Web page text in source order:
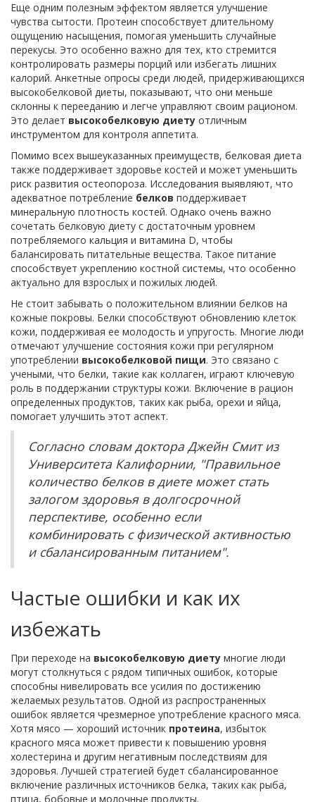
Еще одним полезным эффектом является улучшение
чувства сытости. Протеин способствует длительному
ощущению насыщения, помогая уменьшить случайные
перекусы. Это особенно важно для тех, кто стремится
контролировать размеры порций или избегать лишних
калорий. Анкетные опросы среди людей, придерживающихся
высокобелковой диеты, показывают, что они меньше
склонны к перееданию и легче управляют своим рационом.
Это делает высокобелковую диету отличным
инструментом для контроля аппетита.
Помимо всех вышеуказанных преимуществ, белковая диета
также поддерживает здоровье костей и может уменьшить
риск развития остеопороза. Исследования выявляют, что
адекватное потребление белков поддерживает
минеральную плотность костей. Однако очень важно
сочетать белковую диету с достаточным уровнем
потребляемого кальция и витамина D, чтобы
балансировать питательные вещества. Такое питание
способствует укреплению костной системы, что особенно
актуально для взрослых и пожилых людей.
Не стоит забывать о положительном влиянии белков на
кожные покровы. Белки способствуют обновлению клеток
кожи, поддерживая ее молодость и упругость. Многие люди
отмечают улучшение состояния кожи при регулярном
употреблении высокобелковой пищи. Это связано с
учеными, что белки, такие как коллаген, играют ключевую
роль в поддержании структуры кожи. Включение в рацион
определенных продуктов, таких как рыба, орехи и яйца,
помогает улучшить этот аспект.
Согласно словам доктора Джейн Смит из
Университета Калифорнии, "Правильное
количество белков в диете может стать
залогом здоровья в долгосрочной
перспективе, особенно если
комбинировать с физической активностью
и сбалансированным питанием".
Частые ошибки и как их
избежать
При переходе на высокобелковую диету многие люди
могут столкнуться с рядом типичных ошибок, которые
способны нивелировать все усилия по достижению
желаемых результатов. Одной из распространенных
ошибок является чрезмерное употребление красного мяса.
Хотя мясо — хороший источник протеина, избыток
красного мяса может привести к повышению уровня
холестерина и другим негативным последствиям для
здоровья. Лучшей стратегией будет сбалансированное
включение различных источников белка, таких как рыба,
птица, бобовые и молочные продукты.